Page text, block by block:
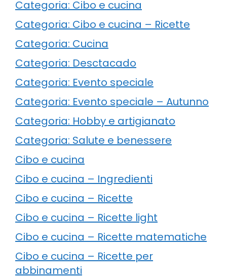
Categoria: Cibo e cucina
Categoria: Cibo e cucina – Ricette
Categoria: Cucina
Categoria: Desctacado
Categoria: Evento speciale
Categoria: Evento speciale – Autunno
Categoria: Hobby e artigianato
Categoria: Salute e benessere
Cibo e cucina
Cibo e cucina – Ingredienti
Cibo e cucina – Ricette
Cibo e cucina – Ricette light
Cibo e cucina – Ricette matematiche
Cibo e cucina – Ricette per
abbinamenti